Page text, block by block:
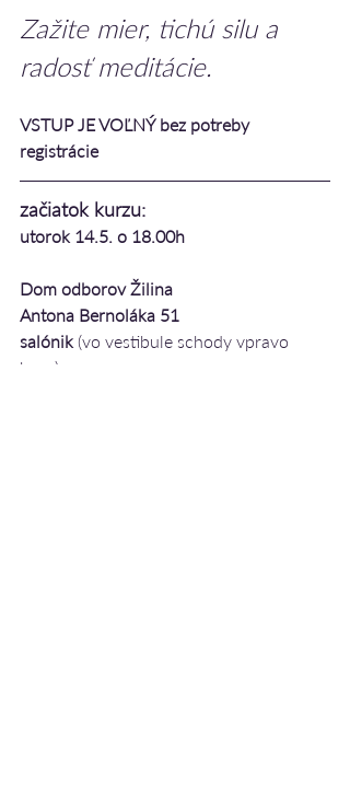
Zažite mier, tichú silu a
radosť meditácie.
VSTUP JE VOĽNÝ bez potreby
registrácie
začiatok kurzu:
utorok 14.5. o 18.00h
Dom odborov Žilina
Antona Bernoláka 51
salónik (vo vestibule schody vpravo
hore)